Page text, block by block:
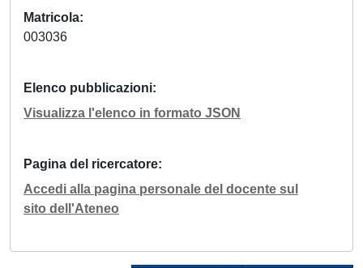
Matricola
003036
Elenco pubblicazioni
Visualizza l'elenco in formato JSON
Pagina del ricercatore
Accedi alla pagina personale del docente sul
sito dell'Ateneo